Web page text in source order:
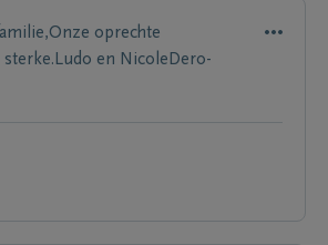
oprechte
sterke.Ludo en NicoleDero-